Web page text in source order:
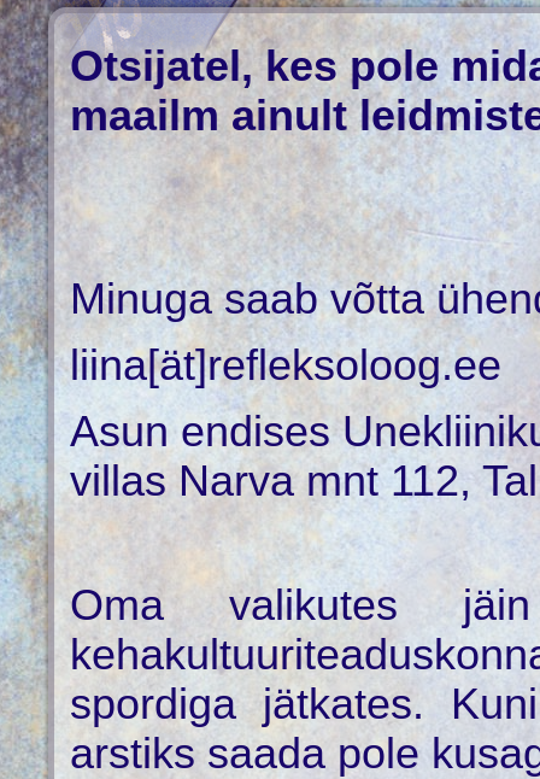
Otsijatel, kes pole
maailm ainult
Minuga saab võtta
liina[ät]refleksoloog.ee
Asun endises
villas Narva mnt 112,
Oma valikutes
spordiga jätkates.
arstiks saada pole